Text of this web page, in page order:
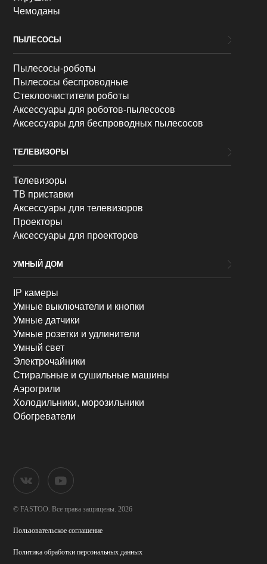
Чемоданы
ПЫЛЕСОСЫ
Пылесосы-роботы
Пылесосы беспроводные
Стеклоочистители роботы
Аксессуары для роботов-пылесосов
Аксессуары для беспроводных пылесосов
ТЕЛЕВИЗОРЫ
Телевизоры
ТВ приставки
Аксессуары для телевизоров
Проекторы
Аксессуары для проекторов
УМНЫЙ ДОМ
IP камеры
Умные выключатели и кнопки
Умные датчики
Умные розетки и удлинители
Умный свет
Электрочайники
Стиральные и сушильные машины
Аэрогрили
Холодильники, морозильники
Обогреватели
© FASTOO. Все права защищены. 2026
Пользовательское соглашение
Политика обработкиперсональных данных